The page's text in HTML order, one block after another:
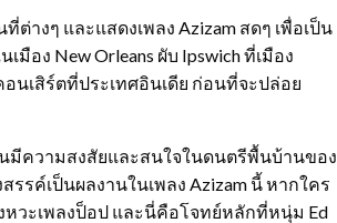
างๆ และแสดงเพลง Azizam สดๆ เพื่อเป็น
อง New Orleans ผับ Ipswich ที่เมือง
นเสิร์ตที่ประเทศอินเดีย ก่อนที่จะปล่อย
มีความสงสัยและสนใจในดนตรีพื้นบ้านของ
รค์เป็นผลงานในเพลง Azizam นี้ หากใคร
วะเพลงป็อป และนี่คือโจทย์หลักที่หนุ่ม Ed